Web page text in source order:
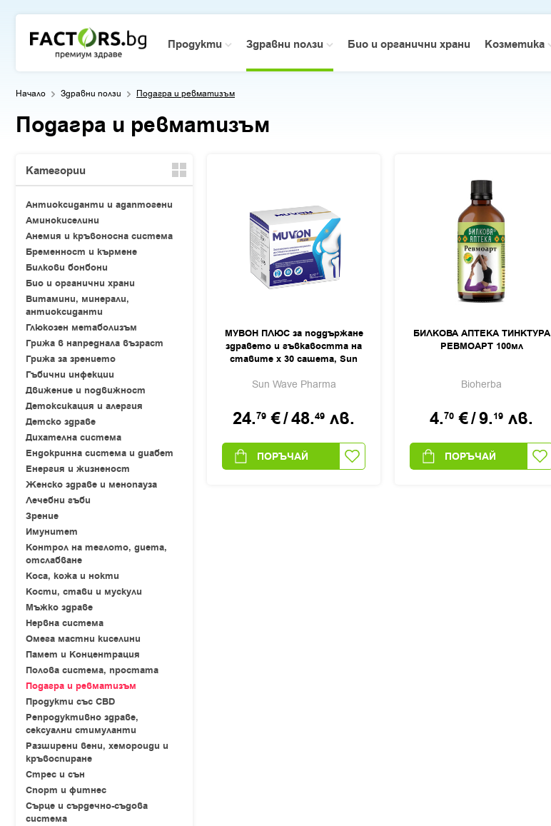
Продукти Здравни ползи Био и органични храни Козметика
Начало Здравни ползи Подагра и ревматизъм
Подагра и ревматизъм
Категории
Антиоксиданти и адаптогени
Аминокиселини
Анемия и кръвоносна система
Бременност и кърмене
Билкови бонбони
Био и органични храни
Витамини, минерали,
антиоксиданти
Глюкозен метаболизъм
Грижа в напреднала възраст
Грижа за зрението
Гъбични инфекции
Движение и подвижност
Детоксикация и алергия
Детско здраве
Дихателна система
Ендокринна система и диабет
Енергия и жизненост
Женско здраве и менопауза
Лечебни гъби
Зрение
Имунитет
Контрол на теглото, диета,
отслабване
Коса, кожа и нокти
Кости, стави и мускули
Мъжко здраве
Нервна система
Омега мастни киселини
Памет и Концентрация
Полова система, простата
Подагра и ревматизъм
Продукти със CBD
Репродуктивно здраве,
сексуални стимуланти
Разширени вени, хемороиди и
кръвоспиране
Стрес и сън
Спорт и фитнес
Сърце и сърдечно-съдова
система
МУВОН ПЛЮС за поддържане
здравето и гъвкавостта на
ставите x 30 сашета, Sun
Sun Wave Pharma
24.79 €/48.49 лв.
ПОРЪЧАЙ
БИЛКОВА АПТЕКА ТИНКТУРА
РЕВМОАРТ 100мл
Bioherba
4.70 €/9.19 лв.
ПОРЪЧАЙ